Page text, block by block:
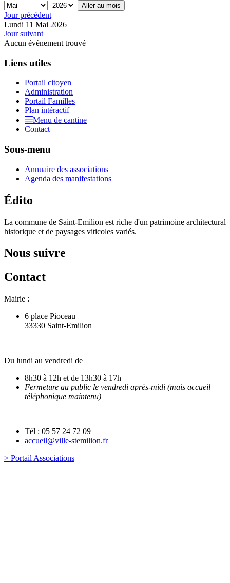
Aller au mois
Jour précédent
Lundi 11 Mai 2026
Jour suivant
Aucun évènement trouvé
Liens utiles
Portail citoyen
Administration
Portail Familles
Plan intéractif
Menu de cantine
Contact
Sous-menu
Annuaire des associations
Agenda des manifestations
Édito
La commune de Saint-Emilion est riche d'un patrimoine architectural
historique et de paysages viticoles variés.
Nous suivre
Contact
Mairie :
6 place Pioceau
33330 Saint-Emilion
Du lundi au vendredi de
8h30 à 12h et de 13h30 à 17h
Fermeture au public le vendredi après-midi (mais accueil
téléphonique maintenu)
Tél : 05 57 24 72 09
accueil@ville-stemilion.fr
> Portail Associations